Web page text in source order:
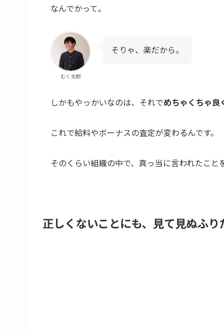
なんでかって。
むく太郎
そりゃ、楽だから。
しかもやっかいなのは、それでめちゃくちゃ良
これで給料やボーナスの査定が変わるんです。
そのくらい組織の中で、真っ当に言われたこと
正しくないことにも、見て見ぬふり